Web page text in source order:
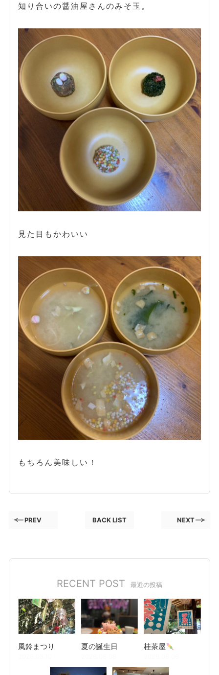
知り合いの醤油屋さんのみそ玉。
見た目もかわいい
もちろん美味しい！
PREV BACK LIST NEXT
RECENT POST 最近の投稿
風鈴まつり 夏の誕生日 桂茶屋